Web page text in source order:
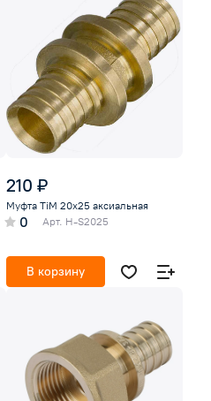
210 ₽
Муфта TiM 20х25 аксиальная
0 Арт. H-S2025
В корзину